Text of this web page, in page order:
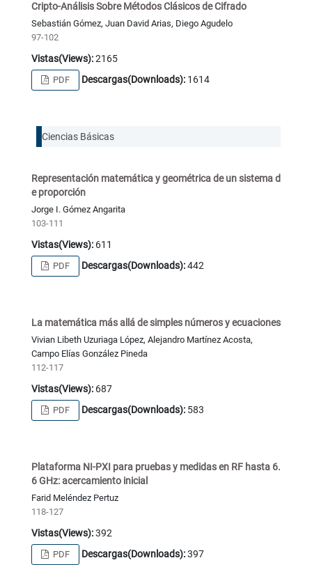
Cripto-Análisis Sobre Métodos Clásicos de Cifrado
Sebastián Gómez, Juan David Arias, Diego Agudelo
97-102
Vistas(Views):2165
PDF Descargas(Downloads): 1614
Ciencias Básicas
Representación matemática y geométrica de un sistema d
e proporción
Jorge I. Gómez Angarita
103-111
Vistas(Views):611
PDF Descargas(Downloads):442
La matemática más allá de simples números y ecuaciones
Vivian Libeth Uzuriaga López, Alejandro Martínez Acosta,
Campo Elías González Pineda
112-117
Vistas(Views):687
PDF Descargas(Downloads): 583
Plataforma NI-PXI para pruebas y medidas en RF hasta 6.
6 GHz: acercamiento inicial
Farid Meléndez Pertuz
118-127
Vistas(Views):392
PDF Descargas(Downloads):397